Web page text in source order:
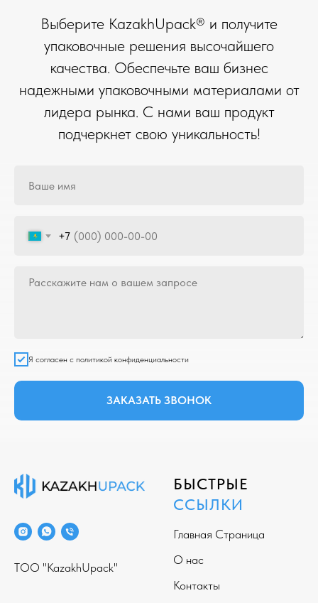
Выберите KazakhUpack® и получите
упаковочные решения высочайшего
качества. Обеспечьте ваш бизнес
надежными упаковочными материалами от
лидера рынка. С нами ваш продукт
подчеркнет свою уникальность!
+7
Я согласен с политикой конфиденциальности
ЗАКАЗАТЬ ЗВОНОК
ТОО "KazakhUpack"
БЫСТРЫЕ
ССЫЛКИ
Главная Страница
О нас
Контакты